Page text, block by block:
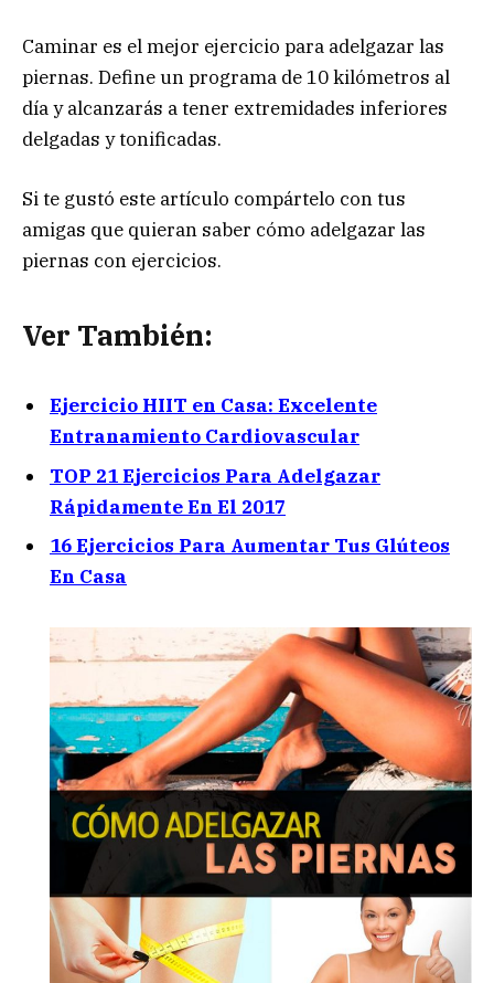
Caminar es el mejor ejercicio para adelgazar las
piernas. Define un programa de 10 kilómetros al
día y alcanzarás a tener extremidades inferiores
delgadas y tonificadas.
Si te gustó este artículo compártelo con tus
amigas que quieran saber cómo adelgazar las
piernas con ejercicios.
Ver También:
Ejercicio HIIT en Casa: Excelente
Entranamiento Cardiovascular
TOP 21 Ejercicios Para Adelgazar
Rápidamente En El 2017
16 Ejercicios Para Aumentar Tus Glúteos
En Casa